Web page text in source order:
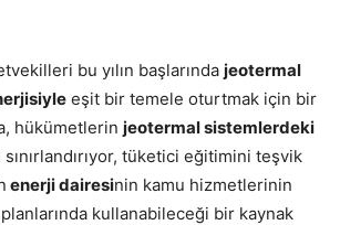
bu yılın başlarında jeotermal
eşit bir temele oturtmak için bir
hükümetlerin jeotermal sistemlerdeki
tüketici eğitimini teşvik
enerji dairesinin kamu hizmetlerinin
kullanabileceği bir kaynak